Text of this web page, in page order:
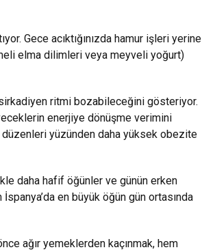
Gece acıktığınızda hamur işleri yerine
elma dilimleri veya meyveli yoğurt)
ritmi bozabileceğini gösteriyor.
enerjiye dönüşme verimini
düzenleri yüzünden daha yüksek obezite
daha hafif öğünler ve günün erken
en büyük öğün gün ortasında
ağır yemeklerden kaçınmak, hem